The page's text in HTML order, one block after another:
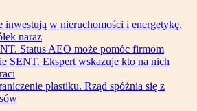
inwestują w nieruchomości i energetykę.
naraz
Status AEO może pomóc firmom
SENT. Ekspert wskazuje kto na nich
plastiku. Rząd spóźnia się z